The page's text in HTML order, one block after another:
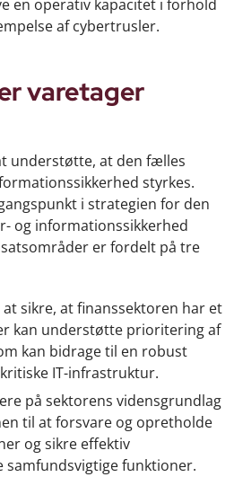
en operativ kapacitet i forhold
af cybertrusler.
varetager
understøtte, at den fælles
styrkes.
i strategien for den
og informationssikkerhed
er fordelt på tre
sikre, at finanssektoren har et
kan understøtte prioritering af
kan bidrage til en robust
IT-infrastruktur.
på sektorens vidensgrundlag
til at forsvare og opretholde
og sikre effektiv
samfundsvigtige funktioner.